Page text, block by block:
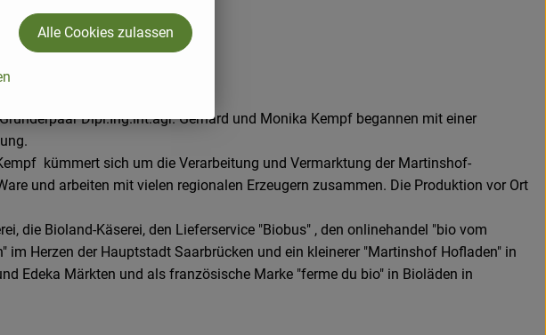
Dipl.Ing.int.agr. Gerhard und Monika Kempf begannen mit einer
kümmert sich um die Verarbeitung und Vermarktung der Martinshof-
und arbeiten mit vielen regionalen Erzeugern zusammen. Die Produktion vor Ort
die Bioland-Käserei, den Lieferservice "Biobus" , den onlinehandel "bio vom
Herzen der Hauptstadt Saarbrücken und ein kleinerer "Martinshof Hofladen" in
Edeka Märkten und als französische Marke "ferme du bio" in Bioläden in
Alle Cookies zulassen